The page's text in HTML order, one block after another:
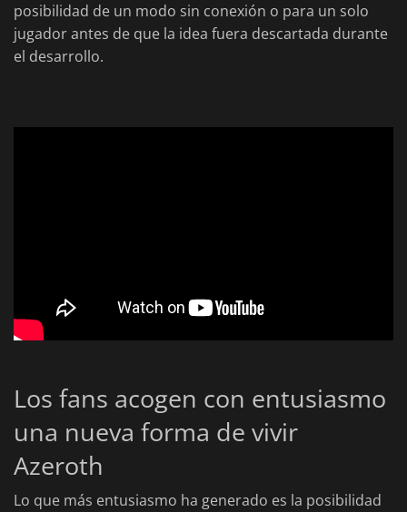
posibilidad de un modo sin conexión o para un solo
jugador antes de que la idea fuera descartada durante
el desarrollo.
Los fans acogen con entusiasmo
una nueva forma de vivir
Azeroth
Lo que más entusiasmo ha generado es la posibilidad